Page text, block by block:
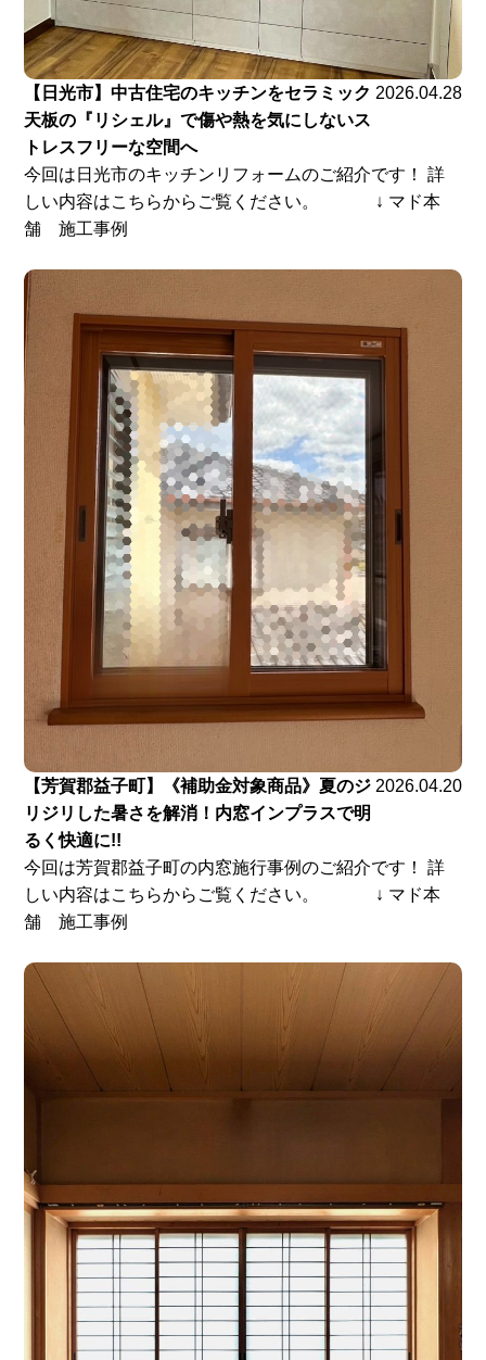
【日光市】中古住宅のキッチンをセラミック
天板の『リシェル』で傷や熱を気にしないス
トレスフリーな空間へ
2026.04.28
今回は日光市のキッチンリフォームのご紹介です！ 詳
しい内容はこちらからご覧ください。 ↓ マド本
舗 施工事例
【芳賀郡益子町】《補助金対象商品》夏のジ
リジリした暑さを解消！内窓インプラスで明
るく快適に!!
2026.04.20
今回は芳賀郡益子町の内窓施行事例のご紹介です！ 詳
しい内容はこちらからご覧ください。 ↓ マド本
舗 施工事例